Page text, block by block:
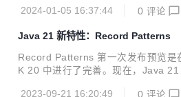
2024-01-05 16:37:44
0 评论
Java 21 新特性：Record Patterns
Record Patterns 第一次发布预览是
K 20 中进行了完善。现在，Java 21
2023-09-21 16:20:49
0 评论